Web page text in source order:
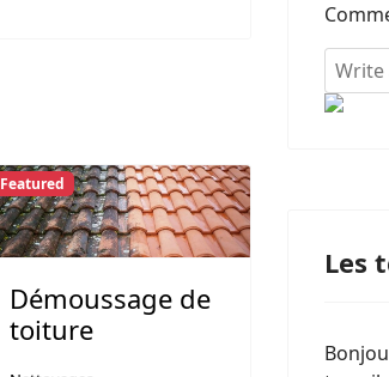
Featured
Démoussage de
toiture
Les